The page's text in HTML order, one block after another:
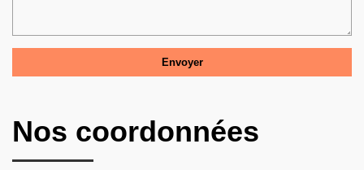
Nos coordonnées